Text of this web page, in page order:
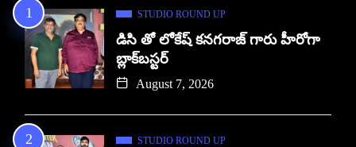
STUDIO ROUND UP
డిసి తో లోకేష్ కనగరాజ్ గారు హీరోగా
బ్లాక్‌బస్టర్
August 7, 2026
STUDIO ROUND UP